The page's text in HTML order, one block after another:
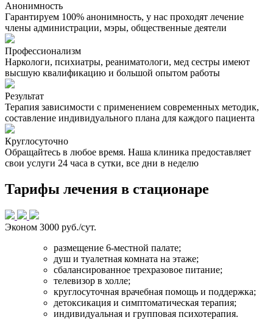
Анонимность
Гарантируем 100% анонимность, у нас проходят лечение
члены администрации, мэры, общественные деятели
Профессионализм
Наркологи, психиатры, реаниматологи, мед сестры имеют
высшую квалификацию и большой опытом работы
Результат
Терапия зависимости с применением современных методик,
составление индивидуального плана для каждого пациента
Круглосуточно
Обращайтесь в любое время. Наша клиника предоставляет
свои услуги 24 часа в сутки, все дни в неделю
Тарифы лечения в стационаре
Эконом 3000 руб./сут.
размещение 6-местной палате;
душ и туалетная комната на этаже;
сбалансированное трехразовое питание;
телевизор в холле;
круглосуточная врачебная помощь и поддержка;
детоксикация и симптоматическая терапия;
индивидуальная и групповая психотерапия.